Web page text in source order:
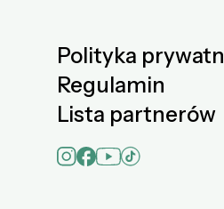
Polityka
Regulamin
Lista partnerów